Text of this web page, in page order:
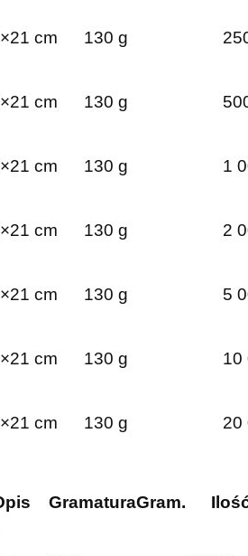
cm 130 g
cm 130 g
cm 130 g 1
cm 130 g 2
cm 130 g 5
cm 130 g 10
cm 130 g 20
GramaturaGram.